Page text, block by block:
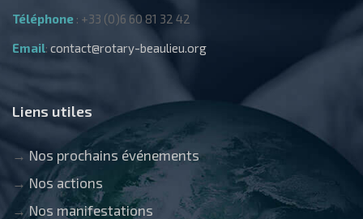
Téléphone : +33 (0)6 60 81 32 42
Email: contact@rotary-beaulieu.org
Liens utiles
→Nos prochains événements
→Nos actions
→ Nos manifestations